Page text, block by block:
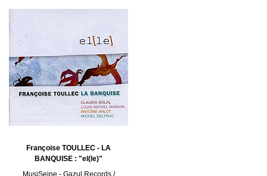
Françoise TOULLEC - LA
BANQUISE : "el(le)"
MusiSeine - Gazul Records /